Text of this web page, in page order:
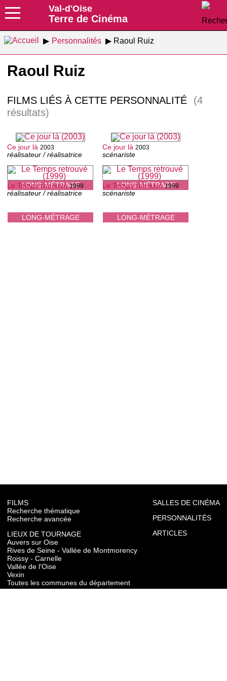
Val-d'Oise
Terre de Cinéma
Personnalités Raoul Ruiz
Raoul Ruiz
FILMS LIÉS À CETTE PERSONNALITÉ
(4
résultats)
LONG-MÉTRAGE
Ce jour là 2003
réalisateur / réalisatrice
LONG-MÉTRAGE
Ce jour là 2003
scénariste
LONG-MÉTRAGE
Le Temps retrouvé 1999
réalisateur / réalisatrice
LONG-MÉTRAGE
Le Temps retrouvé 1999
scénariste
FILMS
Recherche thématique
Recherche avancée
LIEUX DE TOURNAGE
Auvers sur Oise
Rives de Seine - Vallée de Montmorency
Roissy - Carnelle
Vallée de l'Oise
Vexin
Toutes les communes du département
SALLES DE CINÉMA
PERSONNALITÉS
ARTICLES